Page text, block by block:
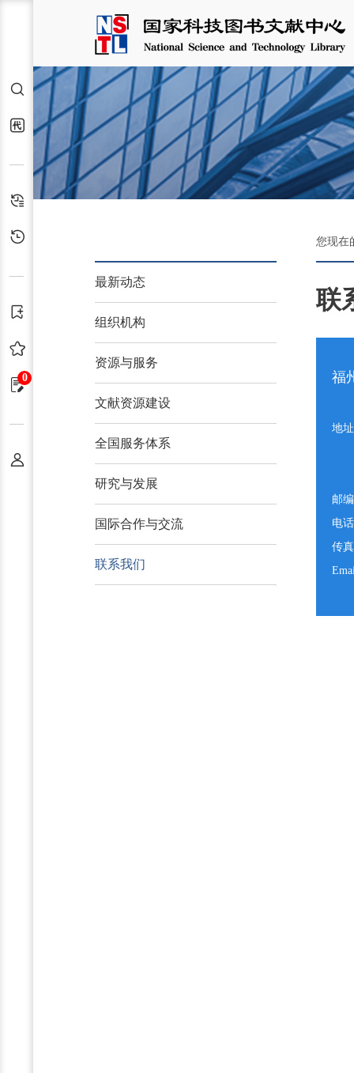
检索
代查代借
检索历史
0
最新动态
组织机构
资源与服务
文献资源建设
全国服务体系
研究与发展
国际合作与交流
联系我们
您现在
联
福
地
邮
电
传